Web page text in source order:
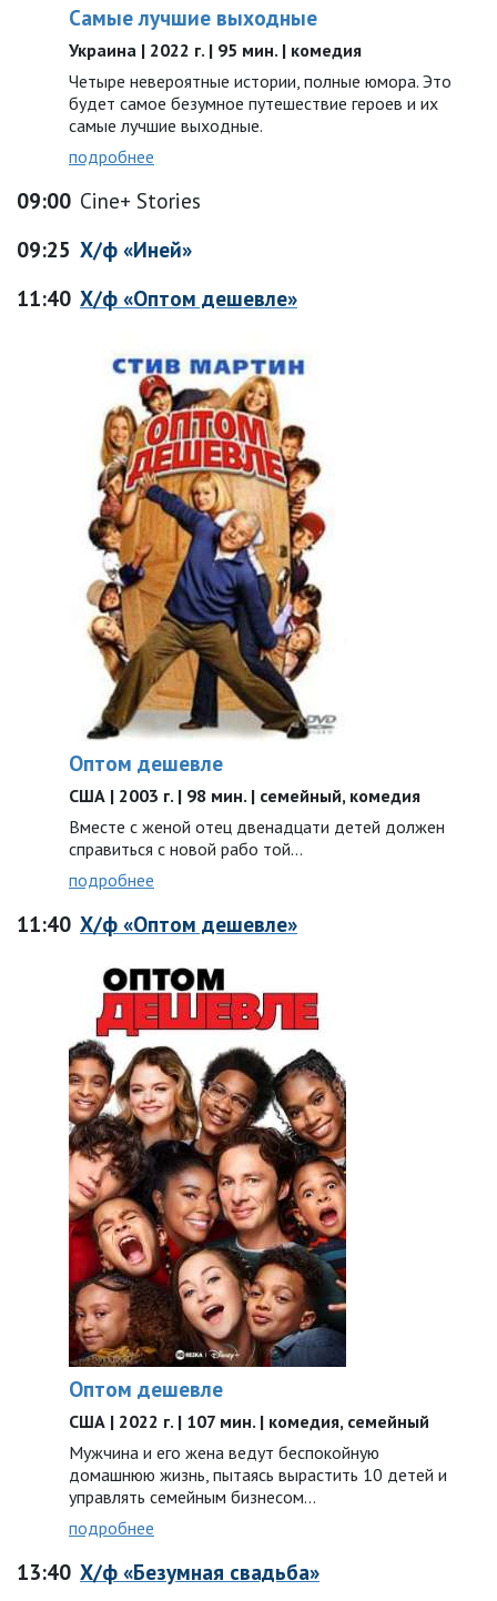
Самые лучшие выходные
Украина | 2022 г. | 95 мин. | комедия
Четыре невероятные истории, полные юмора. Это
будет самое безумное путешествие героев и их
самые лучшие выходные.
подробнее
09:00 Cine+ Stories
09:25 Х/ф «Иней»
11:40 Х/ф «Оптом дешевле»
Оптом дешевле
США | 2003 г. | 98 мин. | семейный, комедия
Вместе с женой отец двенадцати детей должен
справиться с новой рабо той…
подробнее
11:40 Х/ф «Оптом дешевле»
Оптом дешевле
США | 2022 г. | 107 мин. | комедия, семейный
Мужчина и его жена ведут беспокойную
домашнюю жизнь, пытаясь вырастить 10 детей и
управлять семейным бизнесом…
подробнее
13:40 Х/ф «Безумная свадьба»